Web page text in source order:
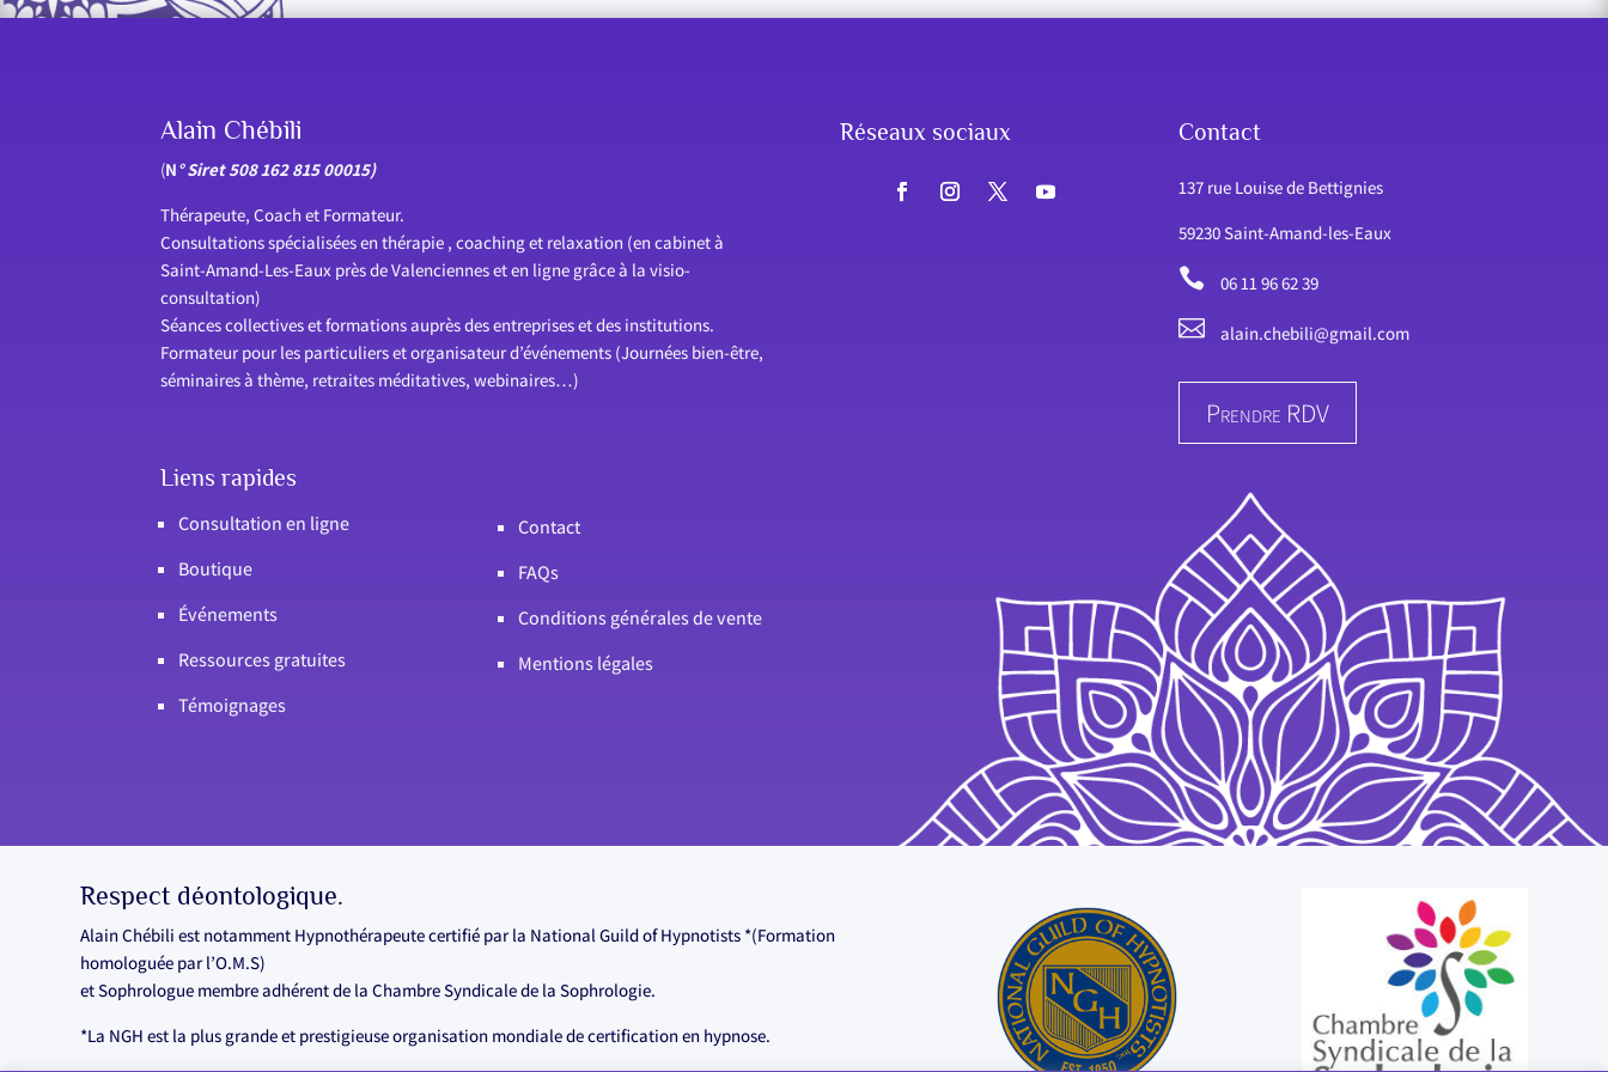
Alain Chébili
(N° Siret 508 162 815 00015)
Thérapeute, Coach et Formateur.
Consultations spécialisées en thérapie , coaching et relaxation (en cabinet à
Saint-Amand-Les-Eaux près de Valenciennes et en ligne grâce à la visio-
consultation)
Séances collectives et formations auprès des entreprises et des institutions.
Formateur pour les particuliers et organisateur d’événements (Journées bien-être,
séminaires à thème, retraites méditatives, webinaires…)
Liens rapides
Consultation en ligne
Boutique
Événements
Ressources gratuites
Témoignages
Contact
FAQs
Conditions générales de vente
Mentions légales
Réseaux sociaux Contact
137 rue Louise de Bettignies
59230 Saint-Amand-les-Eaux
 06 11 96 62 39
 alain.chebili@gmail.com
Prendre RDV
Respect déontologique.
Alain Chébili est notamment Hypnothérapeute certifié par la National Guild of Hypnotists *(Formation
homologuée par l’O.M.S)
et Sophrologue membre adhérent de la Chambre Syndicale de la Sophrologie.
*La NGH est la plus grande et prestigieuse organisation mondiale de certification en hypnose.